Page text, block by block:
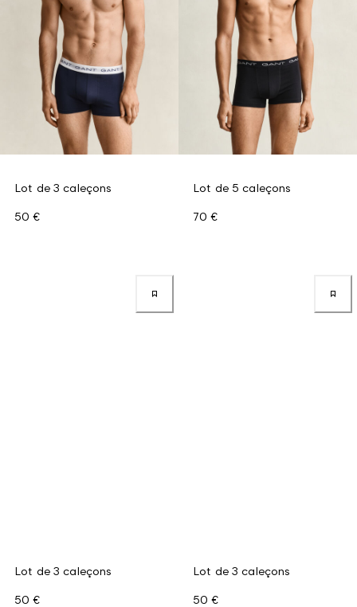
Lot de 3 caleçons
50 €
Lot de 5 caleçons
70 €
Lot de 3 caleçons
50 €
Lot de 3 caleçons
50 €